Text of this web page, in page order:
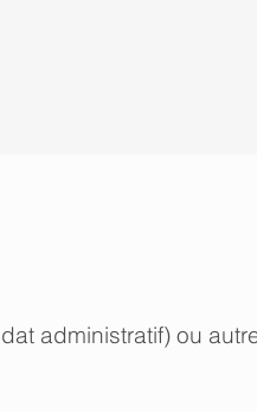
administratif) ou